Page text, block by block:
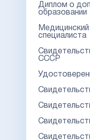
Диплом о
образовании
специалиста
СССР